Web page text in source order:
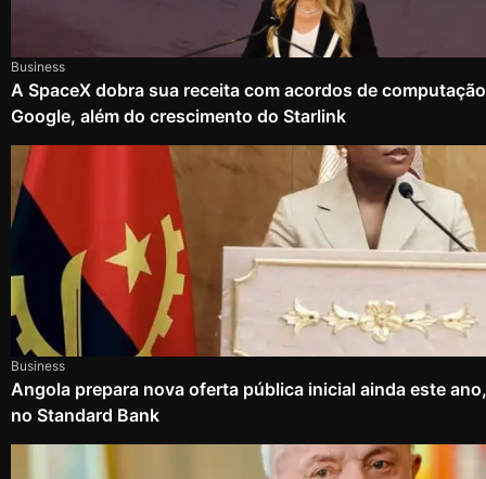
Business
A SpaceX dobra sua receita com acordos de
Google, além do crescimento do Starlink
Business
Angola prepara nova oferta pública inicial ainda este
no Standard Bank